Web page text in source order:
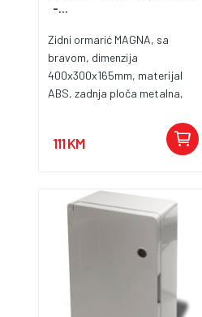
-...
Zidni ormarić MAGNA, sa
bravom, dimenzija
400x300x165mm, materijal
ABS, zadnja ploča metalna,
temperatura 25°C +85°C,
61439-3, IEC 62208:2012.
111 KM